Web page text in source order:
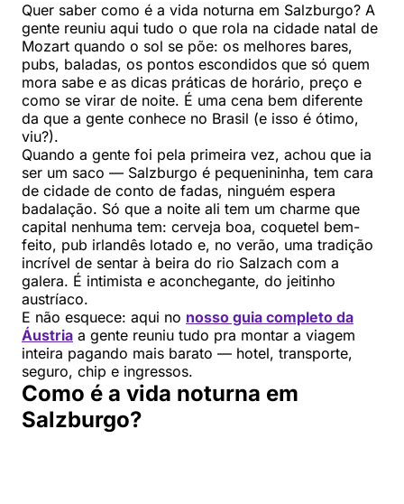
Quer saber como é a vida noturna em Salzburgo? A
gente reuniu aqui tudo o que rola na cidade natal de
Mozart quando o sol se põe: os melhores bares,
pubs, baladas, os pontos escondidos que só quem
mora sabe e as dicas práticas de horário, preço e
como se virar de noite. É uma cena bem diferente
da que a gente conhece no Brasil (e isso é ótimo,
viu?).
Quando a gente foi pela primeira vez, achou que ia
ser um saco — Salzburgo é pequenininha, tem cara
de cidade de conto de fadas, ninguém espera
badalação. Só que a noite ali tem um charme que
capital nenhuma tem: cerveja boa, coquetel bem-
feito, pub irlandês lotado e, no verão, uma tradição
incrível de sentar à beira do rio Salzach com a
galera. É intimista e aconchegante, do jeitinho
austríaco.
E não esquece: aqui no nosso guia completo da
Áustria a gente reuniu tudo pra montar a viagem
inteira pagando mais barato — hotel, transporte,
seguro, chip e ingressos.
Como é a vida noturna em
Salzburgo?